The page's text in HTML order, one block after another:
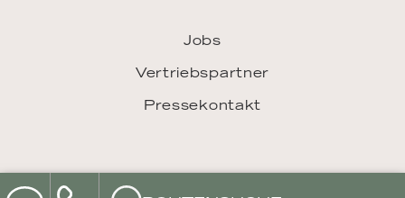
Jobs
Vertriebspartner
Pressekontakt